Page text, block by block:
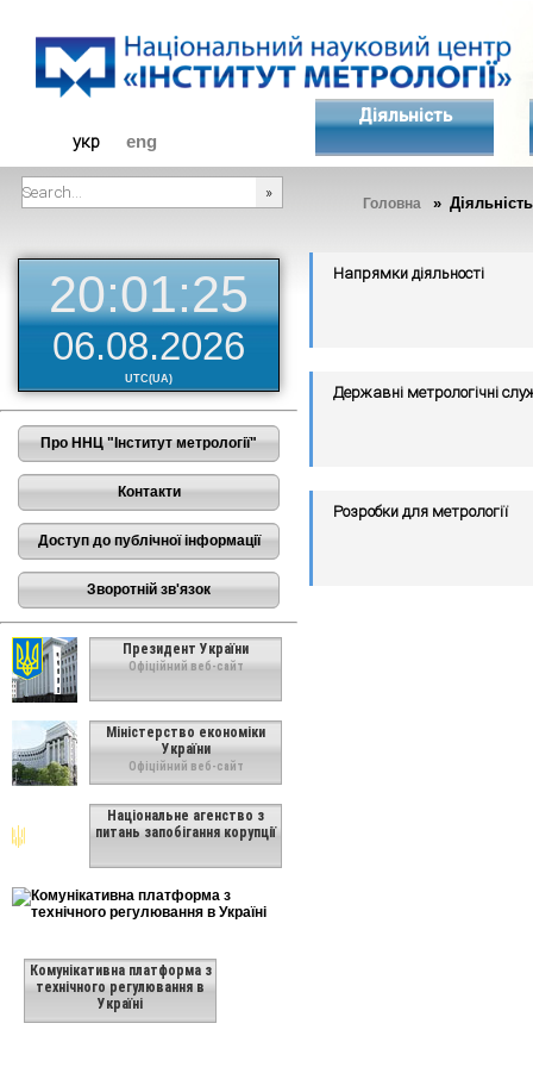
укр eng
Діяльність
Головна » Діяльність
20:01:26
06.08.2026
UTC(UA)
Про ННЦ "Інститут метрології"
Контакти
Доступ до публічної інформації
Зворотній зв'язок
Президент України
Офіційний веб-сайт
Міністерство економіки
України
Офіційний веб-сайт
Національне агенство з
питань запобігання корупції
Комунікативна платформа з
технічного регулювання в
Україні
Напрямки діяльності
Державні метрологічні
Розробки для метрології